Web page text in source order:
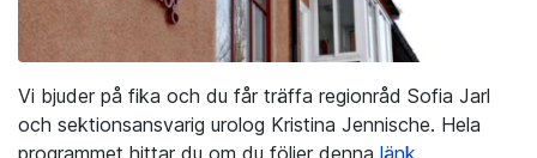
Vi bjuder på fika och du får träffa regionråd Sofia Jarl
och sektionsansvarig urolog Kristina Jennische. Hela